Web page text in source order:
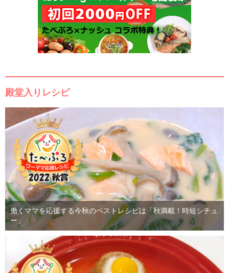
殿堂入りレシピ
働くママを応援する今秋のベストレシピは「秋満載！時短シチュ
ー」